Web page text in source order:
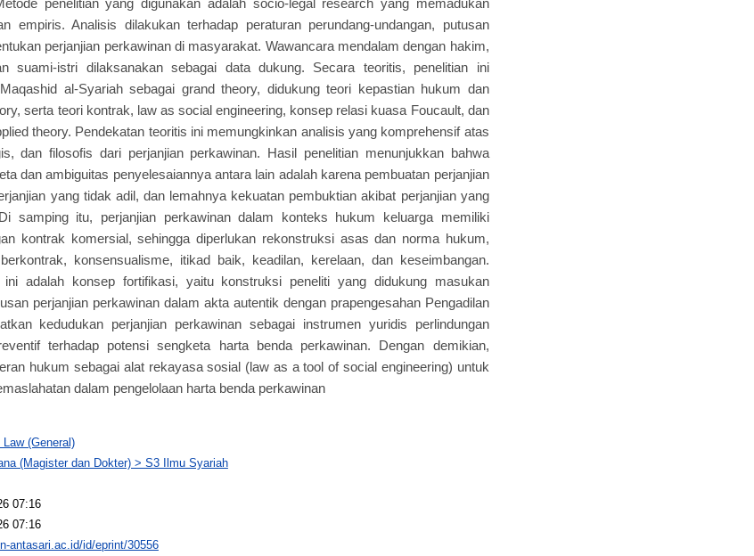
empiris. Analisis dilakukan terhadap peraturan perundang-undangan, putusan
perjanjian perkawinan di masyarakat. Wawancara mendalam dengan hakim,
suami-istri dilaksanakan sebagai data dukung. Secara teoritis, penelitian ini
al-Syariah sebagai grand theory, didukung teori kepastian hukum dan
serta teori kontrak, law as social engineering, konsep relasi kuasa Foucault, dan
theory. Pendekatan teoritis ini memungkinkan analisis yang komprehensif atas
dan filosofis dari perjanjian perkawinan. Hasil penelitian menunjukkan bahwa
dan ambiguitas penyelesaiannya antara lain adalah karena pembuatan perjanjian
yang tidak adil, dan lemahnya kekuatan pembuktian akibat perjanjian yang
samping itu, perjanjian perkawinan dalam konteks hukum keluarga memiliki
kontrak komersial, sehingga diperlukan rekonstruksi asas dan norma hukum,
konsensualisme, itikad baik, keadilan, kerelaan, dan keseimbangan.
ini adalah konsep fortifikasi, yaitu konstruksi peneliti yang didukung masukan
perjanjian perkawinan dalam akta autentik dengan prapengesahan Pengadilan
kedudukan perjanjian perkawinan sebagai instrumen yuridis perlindungan
terhadap potensi sengketa harta benda perkawinan. Dengan demikian,
hukum sebagai alat rekayasa sosial (law as a tool of social engineering) untuk
dalam pengelolaan harta benda perkawinan
(General)
(Magister dan Dokter) > S3 Ilmu Syariah
07:16
07:16
antasari.ac.id/id/eprint/30556